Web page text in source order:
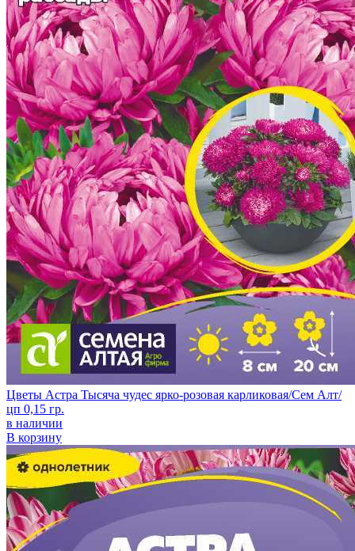
Цветы Астра Тысяча чудес ярко-розовая карликовая/Сем Алт/
цп 0,15 гр.
в наличии
В корзину